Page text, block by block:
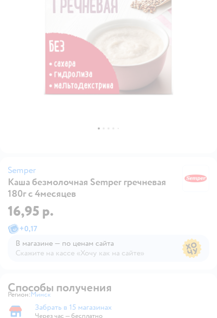
Semper
Каша безмолочная Semper гречневая
180г с 4месяцев
16,95 р.
+0,17
В магазине — по ценам сайта
Скажите на кассе «Хочу как на сайте»
Способы получения
Регион: Выбор адреса доставки.
Минск
Забрать в магазине
Забрать в 15 магазинах
Через час — бесплатно